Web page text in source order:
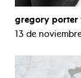
gregory porter
13 de